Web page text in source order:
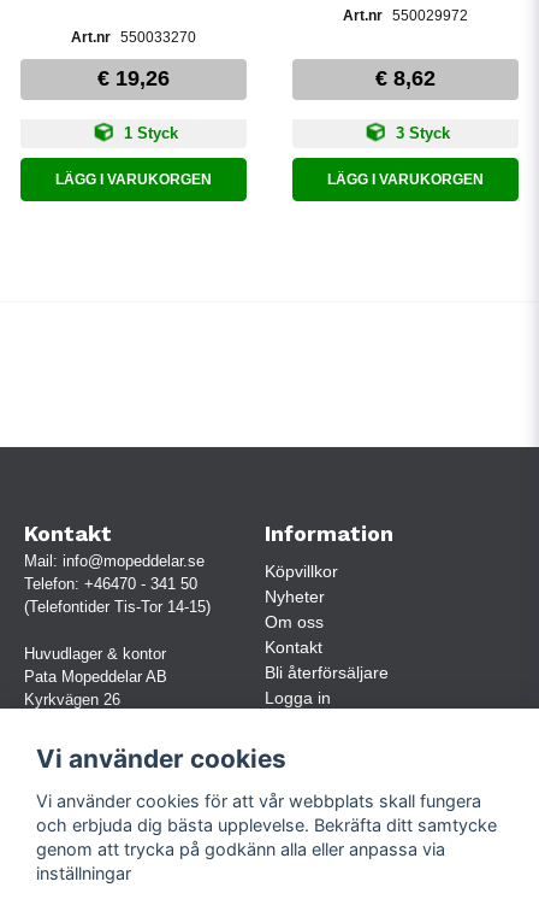
550033270
€ 19,26
1 Styck
LÄGG I VARUKORGEN
550029972
€ 8,62
3 Styck
LÄGG I VARUKORGEN
Kontakt
Mail: info@mopeddelar.se
Telefon: +46470 - 341 50
(Telefontider Tis-Tor 14-15)
Huvudlager & kontor
Pata Mopeddelar AB
Kyrkvägen 26
(OBS. Endast förbokade besök)
Org.nr:
559030-5248
Jur. namn: Pata Mopeddelar AB
Information
Köpvillkor
Nyheter
Om oss
Kontakt
Bli återförsäljare
Logga in
Följ oss
Vi använder cookies
Vi använder cookies för att vår webbplats skall fungera
och erbjuda dig bästa upplevelse. Bekräfta ditt samtycke
genom att trycka på godkänn alla eller anpassa via
inställningar